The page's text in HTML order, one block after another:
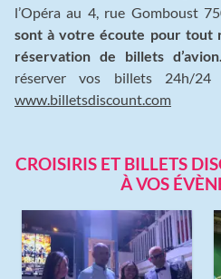
l’Opéra au 4, rue Gomboust
sont à votre écoute pour tout
réservation de billets d’avion.
réserver vos billets 24h/
www.billetsdiscount.com
CROISIRIS ET BILLETS
À VOS